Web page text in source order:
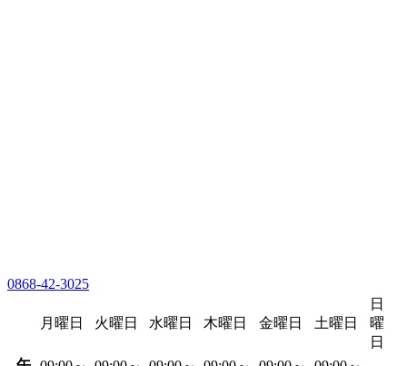
0868-42-3025
月曜日 火曜日 水曜日 木曜日 金曜日 土曜日
日
曜
日